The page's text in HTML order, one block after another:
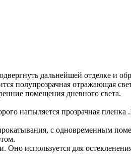
дальнейшей отделке и
полупрозрачная отражающая
помещения дневного света.
напыляется прозрачная
с одновременным
используется для